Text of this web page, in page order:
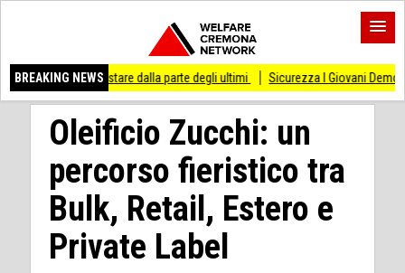
BREAKING NEWS
di stare dalla parte degli ultimi Sicurezza I Giovani Democratici ribattono
Oleificio Zucchi: un
percorso fieristico tra
Bulk, Retail, Estero e
Private Label